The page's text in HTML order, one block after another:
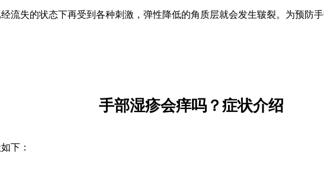
流失的状态下再受到各种刺激，弹性降低的角质层就会发生皲裂。为预防
手部湿疹会痒吗？症状介绍
下：